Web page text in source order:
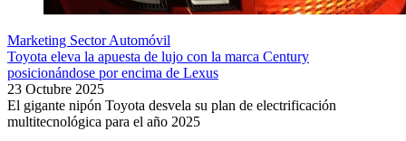
Marketing Sector Automóvil
Toyota eleva la apuesta de lujo con la marca Century
posicionándose por encima de Lexus
23 Octubre 2025
El gigante nipón Toyota desvela su plan de electrificación
multitecnológica para el año 2025